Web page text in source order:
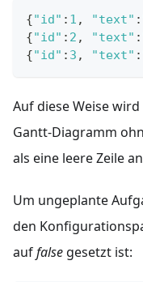
{"id" : 1 , "text" :
{"id" : 2 , "text" :
{"id" : 3 , "text" :
Auf diese Weise
Gantt-Diagramm
als eine leere Zeile
Um ungeplante
den
auffalse gesetzt ist: